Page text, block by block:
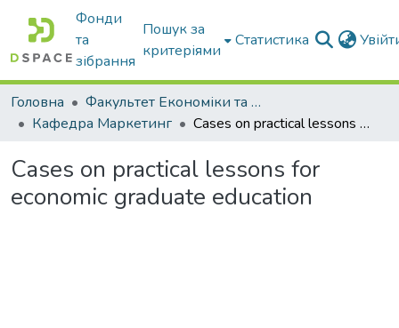
Фонди
та
зібрання
Пошук за
критеріями
Статистика
Головна
Факультет Економіки та бізнесу
Кафедра Маркетинг
Cases on practical lessons for economic graduate education
Cases on practical lessons for
economic graduate education